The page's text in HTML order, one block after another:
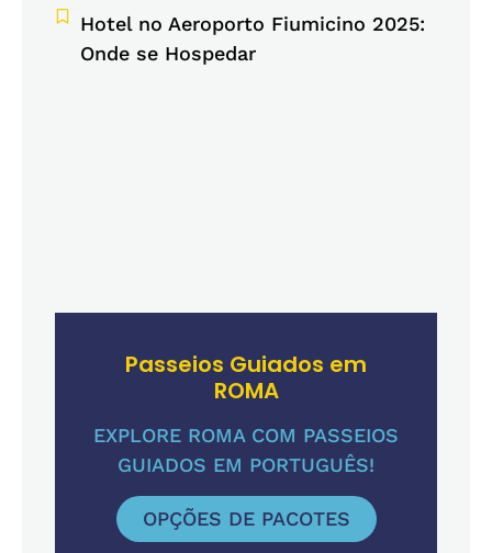
Hotel no Aeroporto Fiumicino 2025:
Onde se Hospedar
Passeios Guiados em
ROMA
EXPLORE ROMA COM PASSEIOS
GUIADOS EM PORTUGUÊS!
OPÇÕES DE PACOTES